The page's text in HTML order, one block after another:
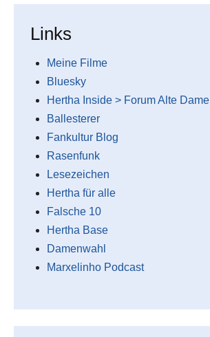
Links
Meine Filme
Bluesky
Hertha Inside > Forum Alte Dame
Ballesterer
Fankultur Blog
Rasenfunk
Lesezeichen
Hertha für alle
Falsche 10
Hertha Base
Damenwahl
Marxelinho Podcast